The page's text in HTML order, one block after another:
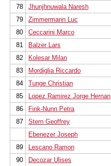
78 Jhunjhnuwala Naresh
79
Zimmermann Luc
80
Ceccarini Marco
81
Balzer Lars
82
Kolesar Milan
83
Mordiglia Riccardo
84
Tunge Christian
85
Lopez Ramirez Jorge Hernan
86
Fink-Nunn Petra
87
Stern Geoffrey
Ebenezer Joseph
89
Lescano Ramon
90
Decozar Ulises